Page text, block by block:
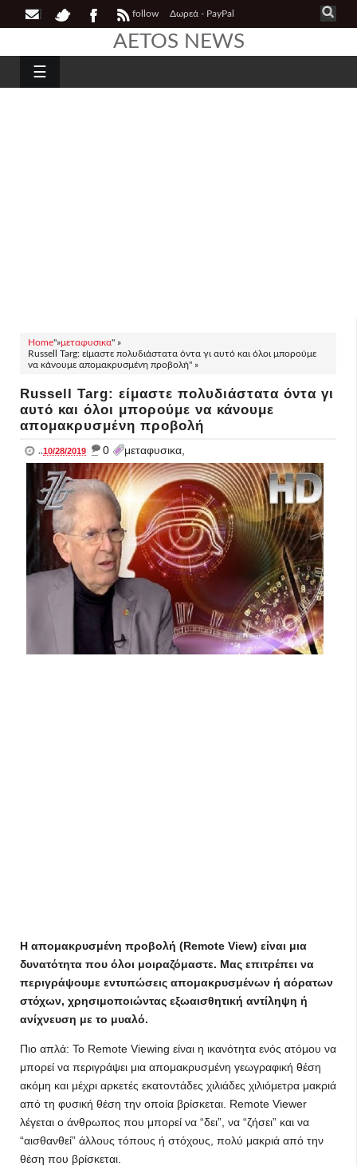
follow Δωρεά - PayPal
AETOS NEWS
☰
Home"»μεταφυσικα" »
Russell Targ: είμαστε πολυδιάστατα όντα γι αυτό και όλοι μπορούμε
να κάνουμε απομακρυσμένη προβολή" »
Russell Targ: είμαστε πολυδιάστατα όντα γι
αυτό και όλοι μπορούμε να κάνουμε
απομακρυσμένη προβολή
..10/28/2019 _ 0 μεταφυσικα,
Η απομακρυσμένη προβολή (Remote View) είναι μια
δυνατότητα που όλοι μοιραζόμαστε. Μας επιτρέπει να
περιγράψουμε εντυπώσεις απομακρυσμένων ή αόρατων
στόχων, χρησιμοποιώντας εξωαισθητική αντίληψη ή
ανίχνευση με το μυαλό.
Πιο απλά: Το Remote Viewing είναι η ικανότητα ενός ατόμου να
μπορεί να περιγράψει μια απομακρυσμένη γεωγραφική θέση
ακόμη και μέχρι αρκετές εκατοντάδες χιλιάδες χιλιόμετρα μακριά
από τη φυσική θέση την οποία βρίσκεται. Remote Viewer
λέγεται ο άνθρωπος που μπορεί να “δει”, να “ζήσει” και να
“αισθανθεί” άλλους τόπους ή στόχους, πολύ μακριά από την
θέση που βρίσκεται.